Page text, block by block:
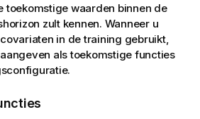
toekomstige waarden binnen de
zult kennen. Wanneer u
in de training gebruikt,
als toekomstige functies